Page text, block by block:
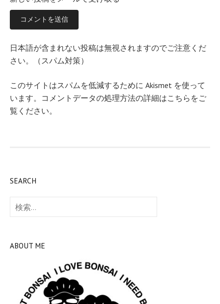
日本語が含まれない投稿は無視されますのでご注意くだ
さい。（スパム対策）
このサイトはスパムを低減するために Akismet を使って
います。 コメントデータの処理方法の詳細はこちらをご
覧ください。
SEARCH
検
索:
ABOUT ME